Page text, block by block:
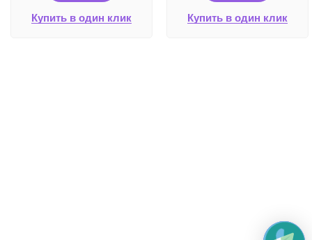
Купить в один клик Купить в один клик